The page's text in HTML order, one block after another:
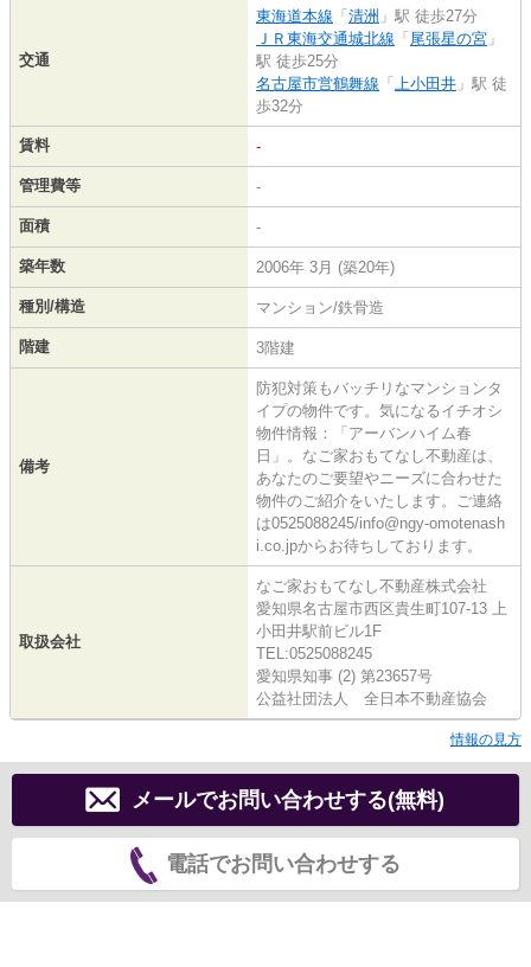
交通
東海道本線 「 清洲 」駅 徒歩27分
ＪＲ東海交通城北線 「 尾張星の宮 」
駅 徒歩25分
名古屋市営鶴舞線 「 上小田井 」駅 徒
歩32分
賃料 -
管理費等 -
面積 -
築年数 2006年 3月 (築20年)
種別/構造 マンション/鉄骨造
階建 3階建
備考
防犯対策もバッチリなマンションタ
イプの物件です。気になるイチオシ
物件情報：「アーバンハイム春
日」。なご家おもてなし不動産は、
あなたのご要望やニーズに合わせた
物件のご紹介をいたします。ご連絡
は0525088245/info@ngy-omotenash
i.co.jpからお待ちしております。
取扱会社
なご家おもてなし不動産株式会社
愛知県名古屋市西区貴生町107-13 上
小田井駅前ビル1F
TEL:0525088245
愛知県知事 (2) 第23657号
公益社団法人 全日本不動産協会
情報の見方
メールでお問い合わせする(無料)
電話でお問い合わせする